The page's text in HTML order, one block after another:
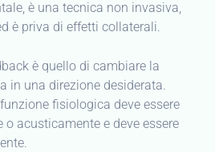
è una tecnica non invasiva,
è priva di effetti collaterali.
è quello di cambiare la
in una direzione desiderata.
fisiologica deve essere
acusticamente e deve essere